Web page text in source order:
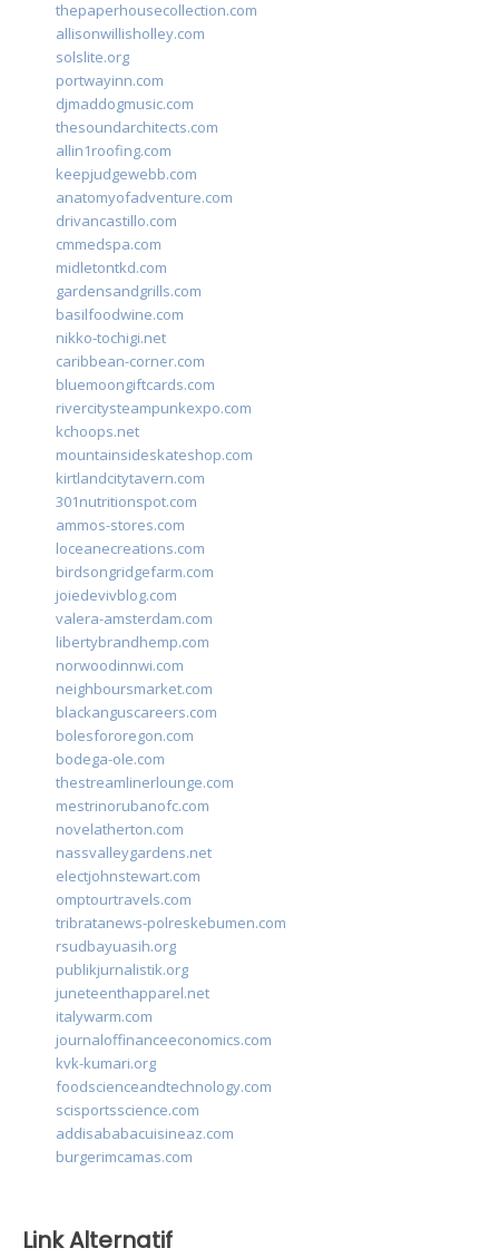
thepaperhousecollection.com
allisonwillisholley.com
solslite.org
portwayinn.com
djmaddogmusic.com
thesoundarchitects.com
allin1roofing.com
keepjudgewebb.com
anatomyofadventure.com
drivancastillo.com
cmmedspa.com
midletontkd.com
gardensandgrills.com
basilfoodwine.com
nikko-tochigi.net
caribbean-corner.com
bluemoongiftcards.com
rivercitysteampunkexpo.com
kchoops.net
mountainsideskateshop.com
kirtlandcitytavern.com
301nutritionspot.com
ammos-stores.com
loceanecreations.com
birdsongridgefarm.com
joiedevivblog.com
valera-amsterdam.com
libertybrandhemp.com
norwoodinnwi.com
neighboursmarket.com
blackanguscareers.com
bolesfororegon.com
bodega-ole.com
thestreamlinerlounge.com
mestrinorubanofc.com
novelatherton.com
nassvalleygardens.net
electjohnstewart.com
omptourtravels.com
tribratanews-polreskebumen.com
rsudbayuasih.org
publikjurnalistik.org
juneteenthapparel.net
italywarm.com
journaloffinanceeconomics.com
kvk-kumari.org
foodscienceandtechnology.com
scisportsscience.com
addisababacuisineaz.com
burgerimcamas.com
Link Alternatif